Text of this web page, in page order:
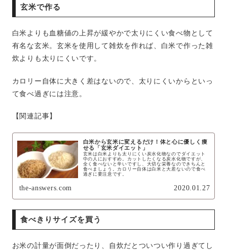
玄米で作る
白米よりも血糖値の上昇が緩やかで太りにくい食べ物として
有名な玄米。玄米を使用して雑炊を作れば、白米で作った雑
炊よりも太りにくいです。
カロリー自体に大きく差はないので、太りにくいからといっ
て食べ過ぎには注意。
【関連記事】
白米から玄米に変えるだけ！体と心に優しく痩
せる「玄米ダイエット」
玄米は白米よりも太りにくい炭水化物なのでダイエット
中の人におすすめ。カットしたくなる炭水化物ですが、
全く食べないと辛いですし、大切な栄養なのできちんと
食べましょう。カロリー自体は白米と大差ないので食べ
過ぎに要注意です。
the-answers.com 2020.01.27
食べきりサイズを買う
お米の計量が面倒だったり、自炊だとついつい作り過ぎてし